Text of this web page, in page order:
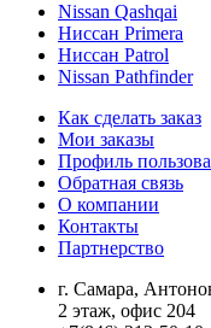
Nissan Qashqai
Ниссан Primera
Ниссан Patrol
Nissan Pathfinder
Как сделать заказ
Мои заказы
Профиль
Обратная связь
О компании
Контакты
Партнерство
г. Самара,
2 этаж, офис 204